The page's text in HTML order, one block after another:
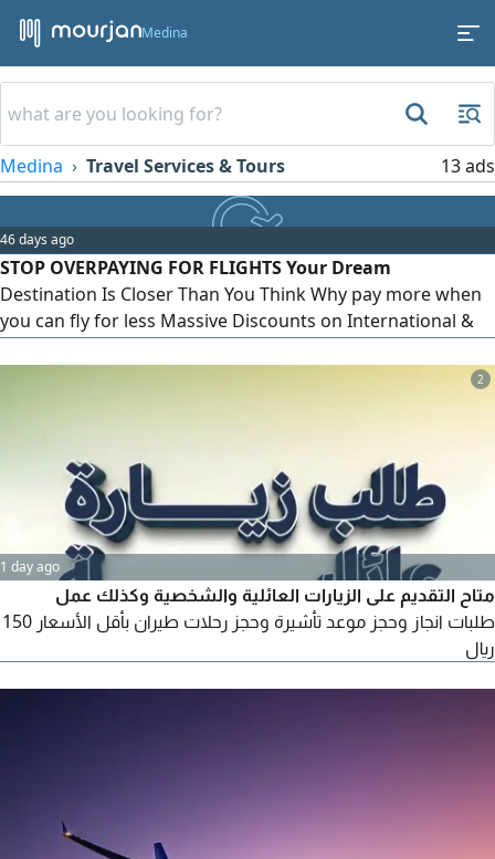
Medina
Medina Travel Services & Tours 13 ads
46 days ago
STOP OVERPAYING FOR FLIGHTS Your Dream
Destination Is Closer Than You Think Why pay more when
you can fly for less Massive Discounts on International &
2
1 day ago
متاح التقديم على الزيارات العائلية والشخصية وكذلك عمل
طلبات انجاز وحجز موعد تأشيرة وحجز رحلات طيران بأقل الأسعار 150
ريال